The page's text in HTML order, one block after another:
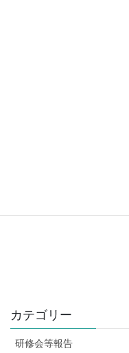
カテゴリー
研修会等報告